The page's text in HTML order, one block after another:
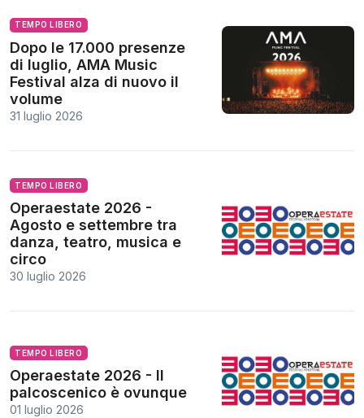
TEMPO LIBERO
Dopo le 17.000 presenze
di luglio, AMA Music
Festival alza di nuovo il
volume
31 luglio 2026
TEMPO LIBERO
Operaestate 2026 -
Agosto e settembre tra
danza, teatro, musica e
circo
30 luglio 2026
TEMPO LIBERO
Operaestate 2026 - Il
palcoscenico è ovunque
01 luglio 2026